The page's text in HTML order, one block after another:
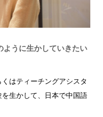
うに生かしていきたい
はティーチングアシスタ
生かして、日本で中国語